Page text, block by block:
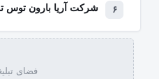
شرکت آریا بارون توس
فضای